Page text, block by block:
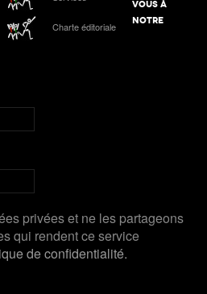
indoor 2025 à Apeldoorn
Charte éditoriale
VOUS À
NOTRE
privées et ne les partageons
qui rendent ce service
de confidentialité.